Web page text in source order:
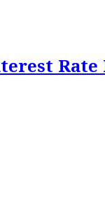
Rate